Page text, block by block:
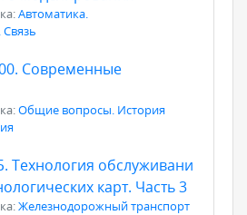
Автоматика.
Современные
Общие вопросы. История
Технология обслуживани
карт. Часть 3
Железнодорожный транспорт